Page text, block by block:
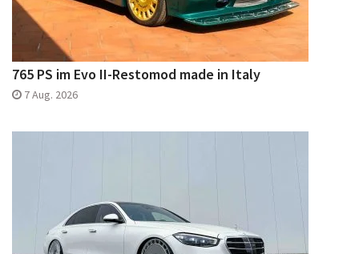
765 PS im Evo II-Restomod made in Italy
7 Aug. 2026